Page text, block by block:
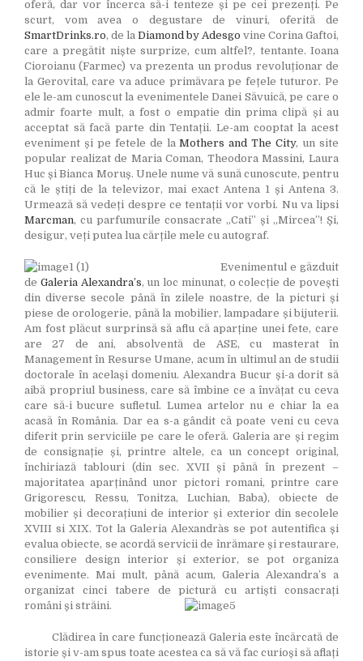
oferă, dar vor încerca să-i tenteze și pe cei prezenți. Pe
scurt, vom avea o degustare de vinuri, oferită de
SmartDrinks.ro, de la Diamond by Adesgo vine Corina Gaftoi,
care a pregătit niște surprize, cum altfel?, tentante. Ioana
Cioroianu (Farmec) va prezenta un produs revoluționar de
la Gerovital, care va aduce primăvara pe fețele tuturor. Pe
ele le-am cunoscut la evenimentele Danei Săvuică, pe care o
admir foarte mult, a fost o empatie din prima clipă și au
acceptat să facă parte din Tentații. Le-am cooptat la acest
eveniment și pe fetele de laMothers and The City, un site
popular realizat de Maria Coman, Theodora Massini, Laura
Huc și Bianca Moruș. Unele nume vă sună cunoscute, pentru
că le știți de la televizor, mai exact Antena 1 și Antena 3.
Urmează să vedeți despre ce tentații vor vorbi. Nu va lipsi
Marcman, cu parfumurile consacrate „Cati” și „Mircea”! Și,
desigur, veți putea lua cărțile mele cu autograf.
Evenimentul e găzduit
de Galeria Alexandra’s, un loc minunat, o colecție de povești
din diverse secole până în zilele noastre, de la picturi și
piese de orologerie, până la mobilier, lampadare și bijuterii.
Am fost plăcut surprinsă să aflu că aparține unei fete, care
are 27 de ani, absolventă de ASE, cu masterat în
Management în Resurse Umane, acum în ultimul an de studii
doctorale în același domeniu. Alexandra Bucur și-a dorit să
aibă propriul business, care să îmbine ce a învățat cu ceva
care să-i bucure sufletul. Lumea artelor nu e chiar la ea
acasă în România. Dar ea s-a gândit că poate veni cu ceva
diferit prin serviciile pe care le oferă. Galeria are și regim
de consignație și, printre altele, ca un concept original,
închiriază tablouri (din sec. XVII și până în prezent –
majoritatea aparținând unor pictori romani, printre care
Grigorescu, Ressu, Tonitza, Luchian, Baba), obiecte de
mobilier și decorațiuni de interior și exterior din secolele
XVIII si XIX. Tot la Galeria Alexandra`s se pot autentifica și
evalua obiecte, se acordă servicii de înrămare și restaurare,
consiliere design interior și exterior, se pot organiza
evenimente. Mai mult, până acum, Galeria Alexandra’s a
organizat cinci tabere de pictură cu artiști consacrați
români și străini.
Clădirea în care funcționează Galeria este încărcată de
istorie și v-am spus toate acestea ca să vă fac curioși să aflați